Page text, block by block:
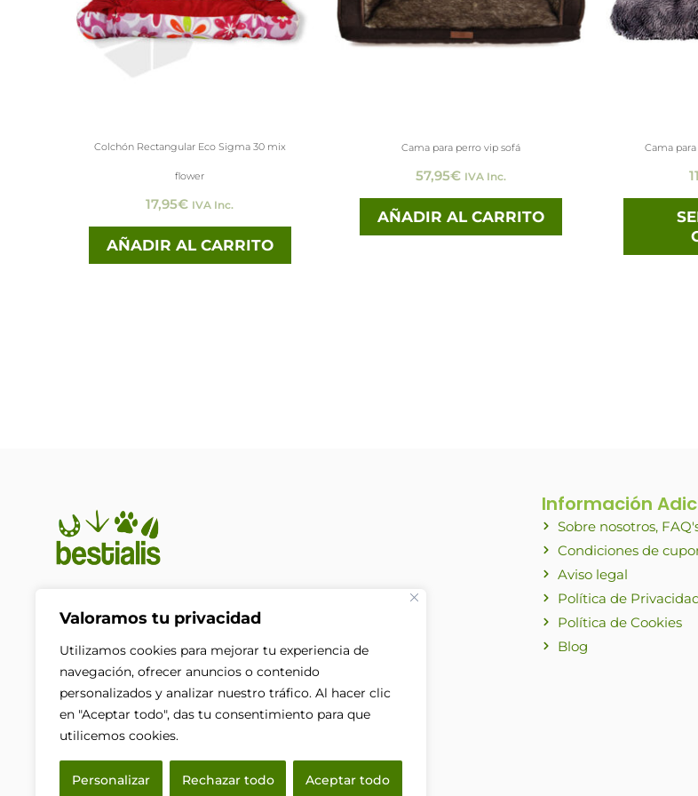
Valoramos tu privacidad
Utilizamos cookies para mejorar tu experiencia de
navegación, ofrecer anuncios o contenido
personalizados y analizar nuestro tráfico. Al hacer clic
en "Aceptar todo", das tu consentimiento para que
utilicemos cookies.
Personalizar Rechazar todo Aceptar todo
Colchón Rectangular Eco Sigma 30 mix
flower
17,95€ IVA Inc.
AÑADIR AL CARRITO
Cama para perro vip sofá
57,95€ IVA Inc.
AÑADIR AL CARRITO
Cama
confianza y pasión por los
animales para ayudarte a
ofrecerles el cuidado que
merecen. Porque su bienestar no
es solo nuestra prioridad, es
nuestra razón de ser.
a
Información
Sobre nosotros,
Condiciones de
Aviso legal
Política de
Política de Cookies
Blog